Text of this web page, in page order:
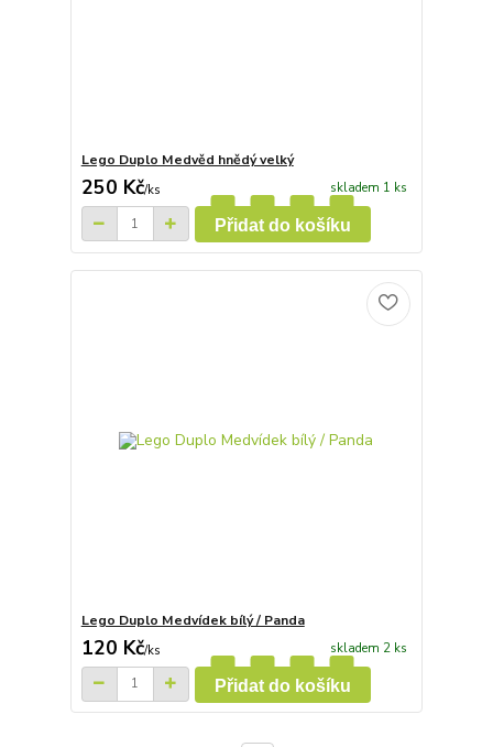
Lego Duplo Medvěd hnědý velký
250 Kč/ks skladem 1 ks
Přidat do košíku
Lego Duplo Medvídek bílý / Panda
120 Kč/ks skladem 2 ks
Přidat do košíku